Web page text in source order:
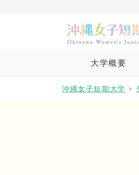
大学概要
沖縄女子短期大学 >